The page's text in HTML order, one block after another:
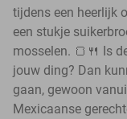
tijdens een heerlijk
een stukje
mosselen. 🍞🍴 Is
jouw ding? Dan
gaan, gewoon
Mexicaanse